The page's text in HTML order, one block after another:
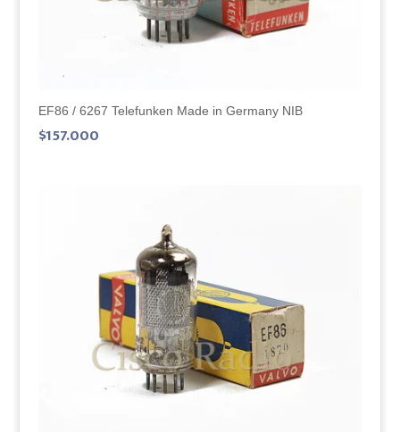
EF86 / 6267 Telefunken Made in Germany NIB
$157.000